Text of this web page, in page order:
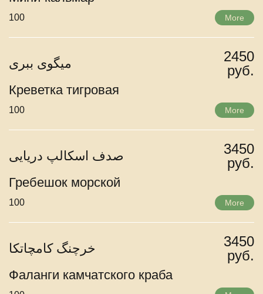
100 More
میگوی ببری
2450
руб.
Креветка тигровая
100 More
صدف اسکالپ دریایی
3450
руб.
Гребешок морской
100 More
خرچنگ کامچاتکا
3450
руб.
Фаланги камчатского краба